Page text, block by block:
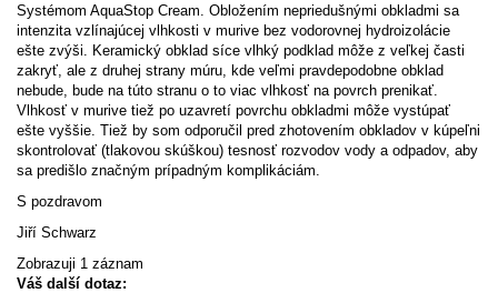
Systémom AquaStop Cream. Obložením nepriedušnými obkladmi sa
intenzita vzlínajúcej vlhkosti v murive bez vodorovnej hydroizolácie
ešte zvýši. Keramický obklad síce vlhký podklad môže z veľkej časti
zakryť, ale z druhej strany múru, kde veľmi pravdepodobne obklad
nebude, bude na túto stranu o to viac vlhkosť na povrch prenikať.
Vlhkosť v murive tiež po uzavretí povrchu obkladmi môže vystúpať
ešte vyššie. Tiež by som odporučil pred zhotovením obkladov v kúpeľni
skontrolovať (tlakovou skúškou) tesnosť rozvodov vody a odpadov, aby
sa predišlo značným prípadným komplikáciám.
S pozdravom
Jiří Schwarz
Zobrazuji 1 záznam
Váš další dotaz: